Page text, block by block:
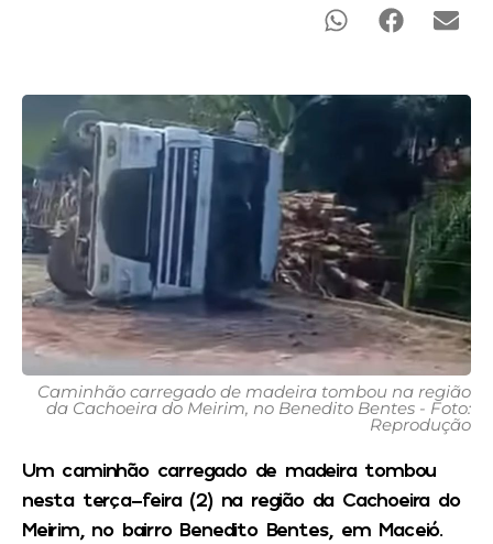
Caminhão carregado de madeira tombou na região
da Cachoeira do Meirim, no Benedito Bentes - Foto:
Reprodução
Um caminhão carregado de madeira tombou
nesta terça-feira (2) na região da Cachoeira do
Meirim, no bairro Benedito Bentes, em Maceió.